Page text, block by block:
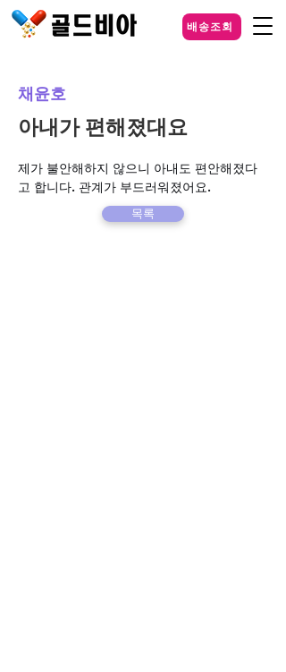
배송조회
채윤호
아내가 편해졌대요
제가 불안해하지 않으니 아내도 편안해졌다
고 합니다. 관계가 부드러워졌어요.
목록